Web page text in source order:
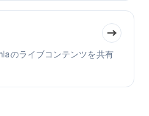
のライブコンテンツを共有